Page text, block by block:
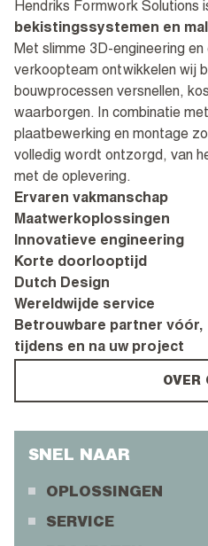
Hendriks Formwork Solutions
bekistingssystemen en
Met slimme 3D-engineering
verkoopteam ontwikkelen wij
bouwprocessen versnellen,
waarborgen. In combinatie
plaatbewerking en montage
volledig wordt ontzorgd, van
met de oplevering.
Ervaren vakmanschap
Maatwerkoplossingen
Innovatieve engineering
Korte doorlooptijd
Dutch Design
Wereldwijde service
Betrouwbare partner vóór,
tijdens en na uw project
OVER
SNEL NAAR
OPLOSSINGEN
SERVICE